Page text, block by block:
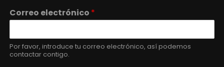
Correo electrónico *
Por favor, introduce tu correo electrónico, así podemos
contactar contigo.